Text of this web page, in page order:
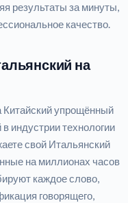
результаты за минуты,
качество.
на
Китайский упрощённый
индустрии технологии
свой Итальянский
на миллионах часов
каждое слово,
говорящего,